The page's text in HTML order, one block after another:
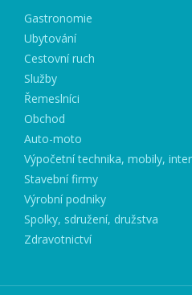
Gastronomie
Ubytování
Cestovní ruch
Služby
Řemeslníci
Obchod
Auto-moto
Výpočetní technika, mobily,
Stavební firmy
Výrobní podniky
Spolky, sdružení, družstva
Zdravotnictví